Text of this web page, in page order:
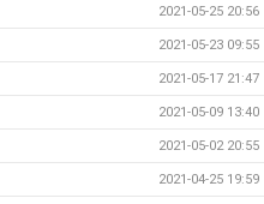
2021-05-25 20:56
2021-05-23 09:55
2021-05-17 21:47
2021-05-09 13:40
2021-05-02 20:55
2021-04-25 19:59